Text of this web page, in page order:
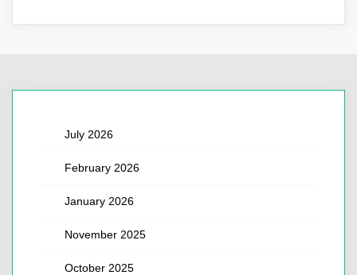
July 2026
February 2026
January 2026
November 2025
October 2025